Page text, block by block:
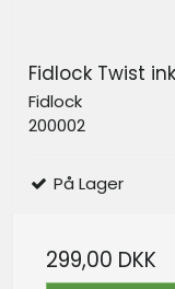
Fidlock Twist
Fidlock
200002
På Lager
299,00 DKK